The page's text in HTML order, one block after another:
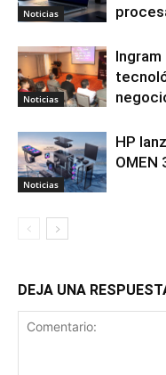
Noticias
Noticias
Noticias
HP
OMEN
DEJA UNA